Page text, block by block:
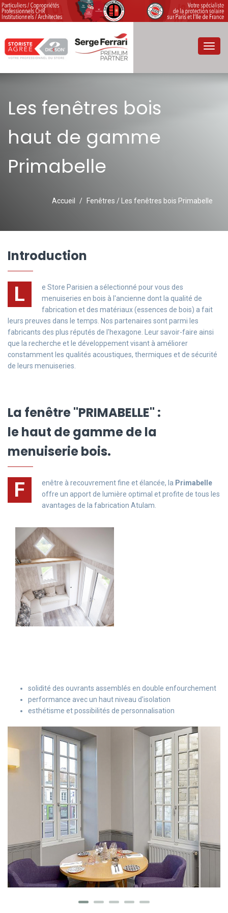
Les fenêtres bois
haut de gamme
Primabelle
Accueil Fenêtres / Les fenêtres bois Primabelle
Introduction
L
e Store Parisien a sélectionné pour vous des
menuiseries en bois à l'ancienne dont la qualité de
fabrication et des matériaux (essences de bois) a fait
leurs preuves dans le temps. Nos partenaires sont parmi les
fabricants des plus réputés de l'hexagone. Leur savoir-faire ainsi
que la recherche et le développement visant à améliorer
constamment les qualités acoustiques, thermiques et de sécurité
de leurs menuiseries.
La fenêtre "PRIMABELLE" :
le haut de gamme de la
menuiserie bois.
F enêtre à recouvrement fine et élancée, la Primabelle
offre un apport de lumière optimal et profite de tous les
avantages de la fabrication Atulam.
solidité des ouvrants assemblés en double enfourchement
performance avec un haut niveau d'isolation
esthétisme et possibilités de personnalisation